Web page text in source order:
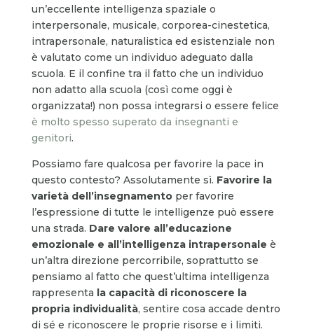
un’eccellente intelligenza spaziale o
interpersonale, musicale, corporea-cinestetica,
intrapersonale, naturalistica ed esistenziale non
è valutato come un individuo adeguato dalla
scuola. E il confine tra il fatto che un individuo
non adatto alla scuola (così come oggi è
organizzata!) non possa integrarsi o essere felice
è molto spesso superato da insegnanti e
genitori.
Possiamo fare qualcosa per favorire la pace in
questo contesto? Assolutamente sì. Favorire la
varietà dell’insegnamentoper favorire
l’espressione di tutte le intelligenze può essere
una strada. Dare valore all’educazione
emozionale e all’intelligenza intrapersonale è
un’altra direzione percorribile, soprattutto se
pensiamo al fatto che quest’ultima intelligenza
rappresenta la capacità di riconoscere la
propria individualità, sentire cosa accade dentro
di sé e riconoscere le proprie risorse e i limiti.